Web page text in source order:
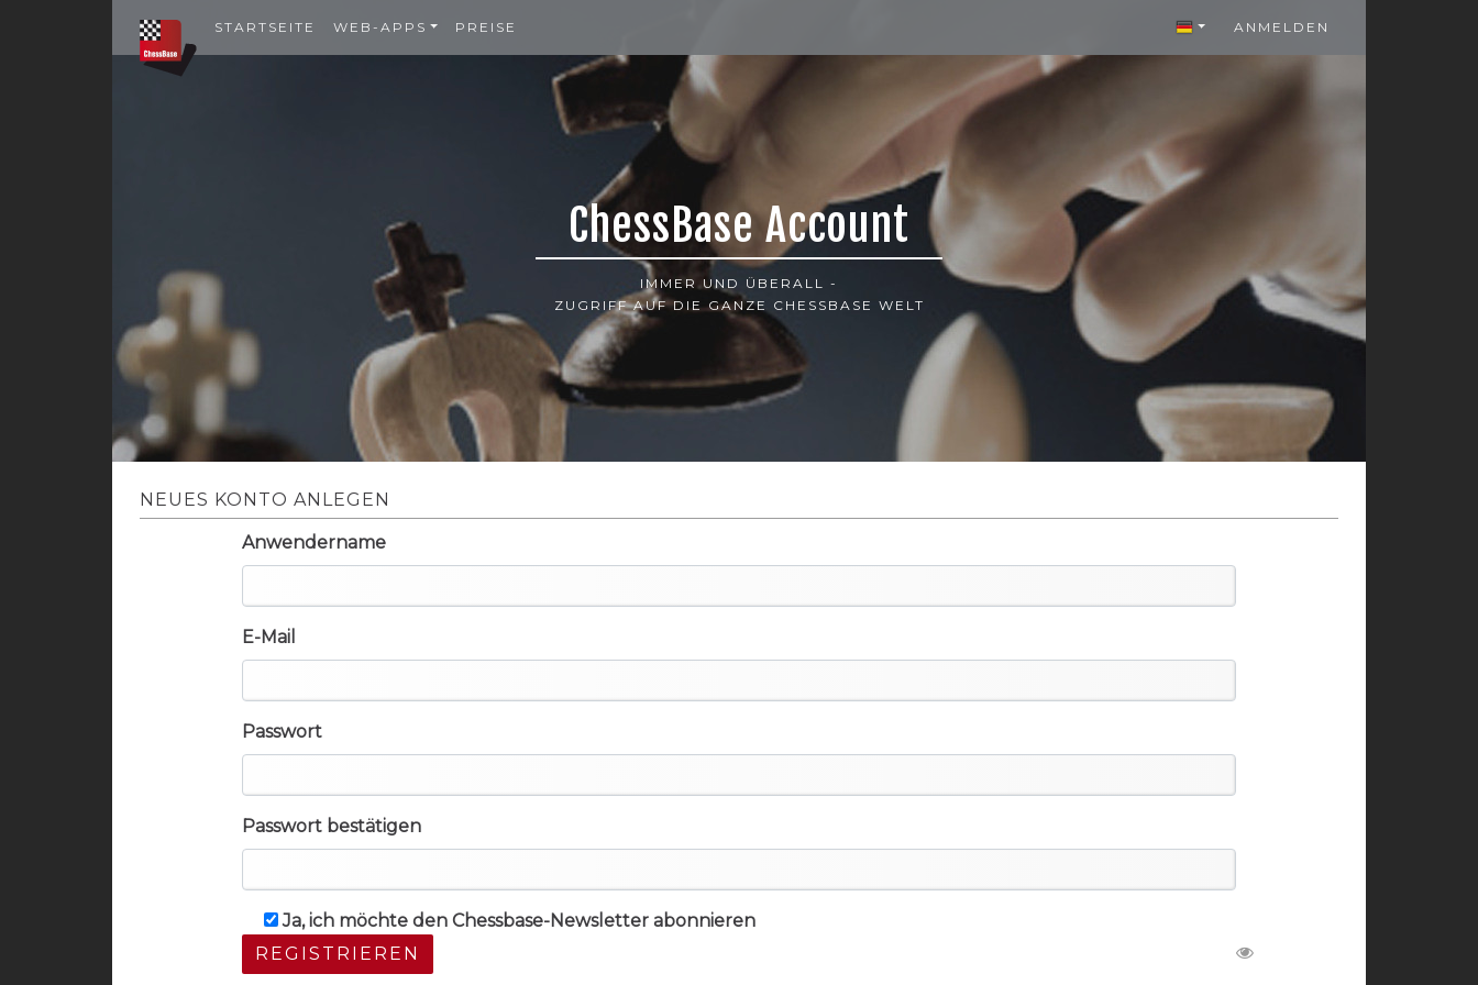
STARTSEITE WEB-APPS PREISE ANMELDEN
ChessBase Account
IMMER UND ÜBERALL -
ZUGRIFF AUF DIE GANZE CHESSBASE WELT
NEUES KONTO ANLEGEN
Anwendername
E-Mail
Passwort
Passwort bestätigen
Ja, ich möchte den Chessbase-Newsletter abonnieren
REGISTRIEREN